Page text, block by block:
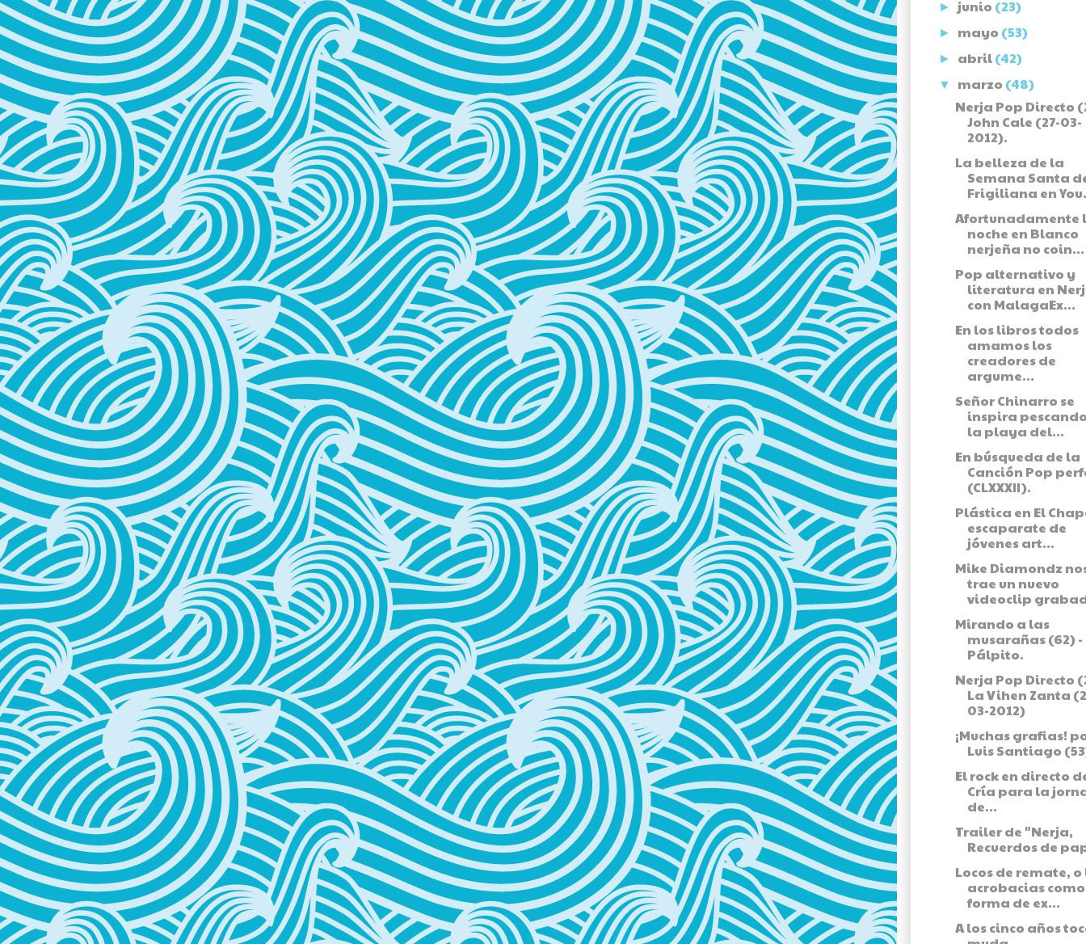
► junio (23)
► mayo (53)
► abril(42)
▼ marzo (48)
Nerja Pop Directo
John Cale (27-03-
2012).
La belleza de la
Semana Santa
Frigiliana en
Afortunadamente
noche en Blanco
nerjeña no coin...
Pop alternativo y
literatura en
con MalagaEx...
En los libros todos
amamos los
creadores de
argume...
Señor Chinarro se
inspira
la playa del...
En búsqueda de la
Canción Pop
(CLXXXII).
Plástica en El
escaparate de
jóvenes art...
Mike Diamondz
trae un nuevo
videoclip
Mirando a las
musarañas (62) -
Pálpito.
Nerja Pop Directo
La Vihen Zanta
03-2012)
¡Muchas grafias!
Luis Santiago
El rock en directo
Cría para la
de...
Trailer de "Nerja,
Recuerdos de
Locos de remate, o
acrobacias como
forma de ex...
A los cinco años